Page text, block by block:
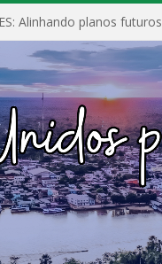
Alinhando planos futuros